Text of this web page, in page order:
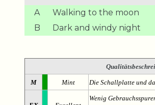
A
Walking to the moon
B
Dark and windy night
M Mint Die Schallplatte und
Wenig